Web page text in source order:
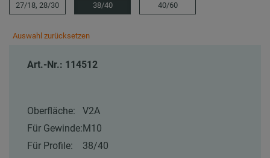
27/18, 28/30 38/40 40/60
Auswahl zurücksetzen
Art.-Nr.: 114512
Oberfläche:
V2A
Für Gewinde:M10
Für Profile:
38/40